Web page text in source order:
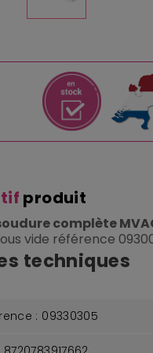
produit
complète
vide référence
techniques
: 09330305